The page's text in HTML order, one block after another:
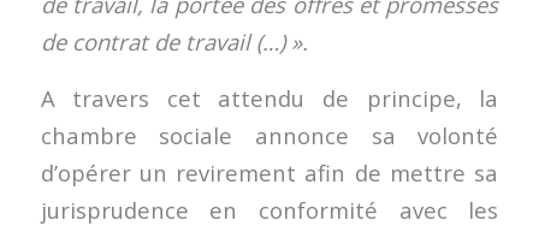
de contrat de travail (…) ».
A travers cet attendu de principe, la
chambre sociale annonce sa volonté
d’opérer un revirement afin de mettre sa
jurisprudence en conformité avec les